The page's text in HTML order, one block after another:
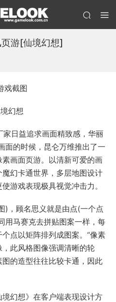
游[仙境幻想]
幻想
日益追求画面精致感，华丽
面的时候，昆仑万维推出了一
画面页游。以清新可爱的画
幻卡通世界，多层地图设计
游戏表现极具视觉冲击力。
)，顾名思义就是由点(一个点
用马赛克去拼贴图案一样，每
点以矩阵排列成图案。“像素
此风格图像强调清晰的轮
的造型往往比较卡通，因此
幻想》在客户端表现设计方